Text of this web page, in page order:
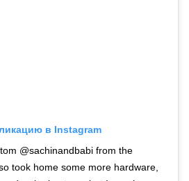
в Instagram
@sachinandbabi from the
took home some more hardware,